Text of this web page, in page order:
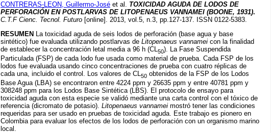
CONTRERAS-LEON, Guillermo-José et al. TOXICIDAD AGUDA DE LODOS DE
PERFORACIÓN EN POSTLARVAS DE LITOPENAEUS VANNAMEI (BOONE, 1931).
C.T.F Cienc. Tecnol. Futuro [online]. 2013, vol.5, n.3, pp.127-137. ISSN 0122-5383.
RESUMEN La toxicidad aguda de seis lodos de perforación (base agua y base
sintético) fue evaluada utilizando postlarvas de Litopenaeus vannamei con la finalidad
de establecer la concentración letal media a 96 h (CL50). La Fase Suspendida
Particulada (FSP) de cada lodo fue usada como material de prueba. Cada FSP de los
lodos fue evaluada usando cinco concentraciones de prueba con cuatro réplicas de
cada una, incluido el control. Los valores de CL 50 obtenidos de la FSP de los Lodos
Base Agua (LBA) se encontraron entre 4224 ppm y 26635 ppm y entre 40781 ppm y
308248 ppm para los Lodos Base Sintética (LBS). El protocolo de ensayo para
toxicidad aguda con esta especie se validó mediante una carta control con el tóxico de
referencia (dicromato de potasio). Litopenaeus vannamei mostró tener las condiciones
requeridas para ser usado en pruebas de toxicidad aguda. Este trabajo es pionero en
Colombia para evaluar los efectos de los lodos de perforación con un organismo marino
local.